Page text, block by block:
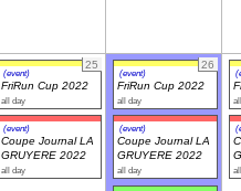
25
(event)
FriRun Cup 2022
all day
(event)
Coupe Journal LA
GRUYERE 2022
all day
26
(event)
FriRun Cup 2022
all day
(event)
Coupe Journal LA
GRUYERE 2022
all day